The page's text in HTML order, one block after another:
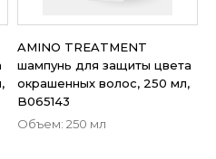
AMINO TREATMENT
шампунь для защиты цвета
окрашенных волос, 250 мл,
B065143
Объем: 250 мл